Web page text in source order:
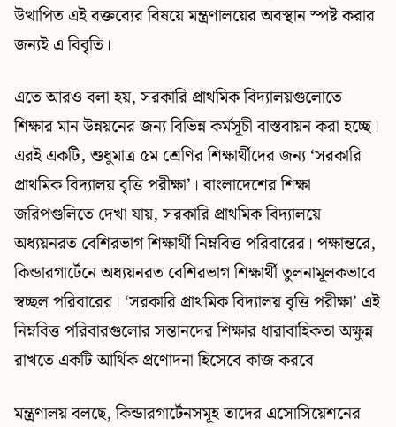
উত্থাপিত এই বক্তব্যের বিষয়ে মন্ত্রণালয়ের অবস্থান স্পষ্ট করার
জন্যই এ বিবৃতি।
এতে আরও বলা হয়, সরকারি প্রাথমিক বিদ্যালয়গুলোতে
শিক্ষার মান উন্নয়নের জন্য বিভিন্ন কর্মসূচী বাস্তবায়ন করা হচ্ছে।
এরই একটি, শুধুমাত্র ৫ম শ্রেণির শিক্ষার্থীদের জন্য ‘সরকারি
প্রাথমিক বিদ্যালয় বৃত্তি পরীক্ষা’। বাংলাদেশের শিক্ষা
জরিপগুলিতে দেখা যায়, সরকারি প্রাথমিক বিদ্যালয়ে
অধ্যয়নরত বেশিরভাগ শিক্ষার্থী নিম্নবিত্ত পরিবারের। পক্ষান্তরে,
কিন্ডারগার্টেনে অধ্যয়নরত বেশিরভাগ শিক্ষার্থী তুলনামূলকভাবে
স্বচ্ছল পরিবারের। ‘সরকারি প্রাথমিক বিদ্যালয় বৃত্তি পরীক্ষা’ এই
নিম্নবিত্ত পরিবারগুলোর সন্তানদের শিক্ষার ধারাবাহিকতা অক্ষুন্ন
রাখতে একটি আর্থিক প্রণোদনা হিসেবে কাজ করবে
মন্ত্রণালয় বলছে, কিন্ডারগার্টেনসমূহ তাদের এসোসিয়েশনের